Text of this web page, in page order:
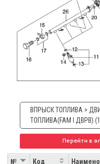
ВПРЫСК ТОПЛИВА >
ТОПЛИВА(FAM I ДВРВ)
Перейти в
№ Код